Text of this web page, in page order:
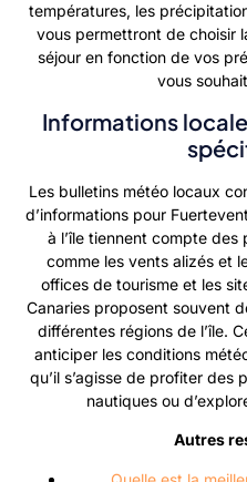
températures, les
vous permettront de choisir
séjour en fonction de vos
vous
Informations
Les bulletins météo locaux
d’informations pour
à l’île tiennent compte
comme les vents alizés et
offices de tourisme et les
Canaries proposent souvent
différentes régions de l’île.
anticiper les conditions
qu’il s’agisse de profiter
nautiques ou
Autres